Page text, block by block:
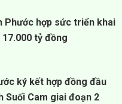
Phước hợp sức triển khai
tỷ đồng
ký kết hợp đồng đầu
Suối Cam giai đoạn 2